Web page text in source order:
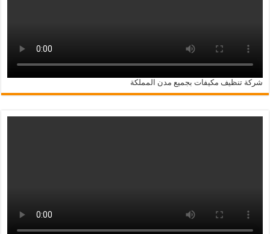
شركة تنظيف مكيفات بجميع مدن المملكة